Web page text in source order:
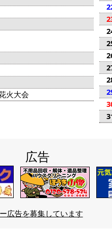
火大会
広告
広告を募集しています